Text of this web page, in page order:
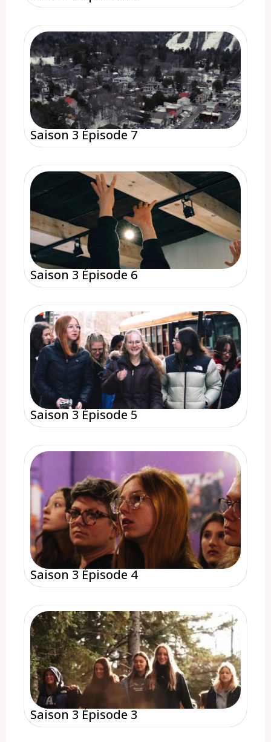
Saison 3 Épisode 7
Saison 3 Épisode 6
Saison 3 Épisode 5
Saison 3 Épisode 4
Saison 3 Épisode 3